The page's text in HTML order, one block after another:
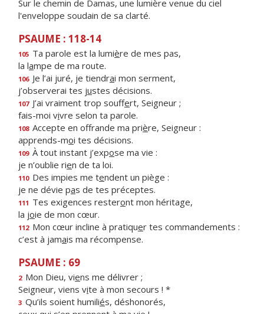
Sur le chemin de Damas, une lumière venue du ciel
l'enveloppe soudain de sa clarté.
PSAUME : 118-14
105 Ta parole est la lumière de mes pas,
la lampe de ma route.
106 Je l’ai juré, je tiendrai mon serment,
j’observerai tes justes décisions.
107 J’ai vraiment trop souffert, Seigneur ;
fais-moi vivre selon ta parole.
108 Accepte en offrande ma prière, Seigneur :
apprends-moi tes décisions.
109 À tout instant j’expose ma vie :
je n’oublie rien de ta loi.
110 Des impies me tendent un piège :
je ne dévie pas de tes préceptes.
111 Tes exigences resteront mon héritage,
la joie de mon cœur.
112 Mon cœur incline à pratiquer tes commandements :
c’est à jamais ma récompense.
PSAUME : 69
2 Mon Dieu, viens me délivrer ;
Seigneur, viens vite à mon secours ! *
3 Qu’ils soient humiliés, déshonorés,